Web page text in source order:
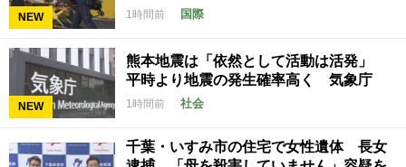
NEW 1時間前 国際
NEW
熊本地震は「依然として活動は活発」
平時より地震の発生確率高く 気象庁
1時間前 社会
千葉・いすみ市の住宅で女性遺体 長女